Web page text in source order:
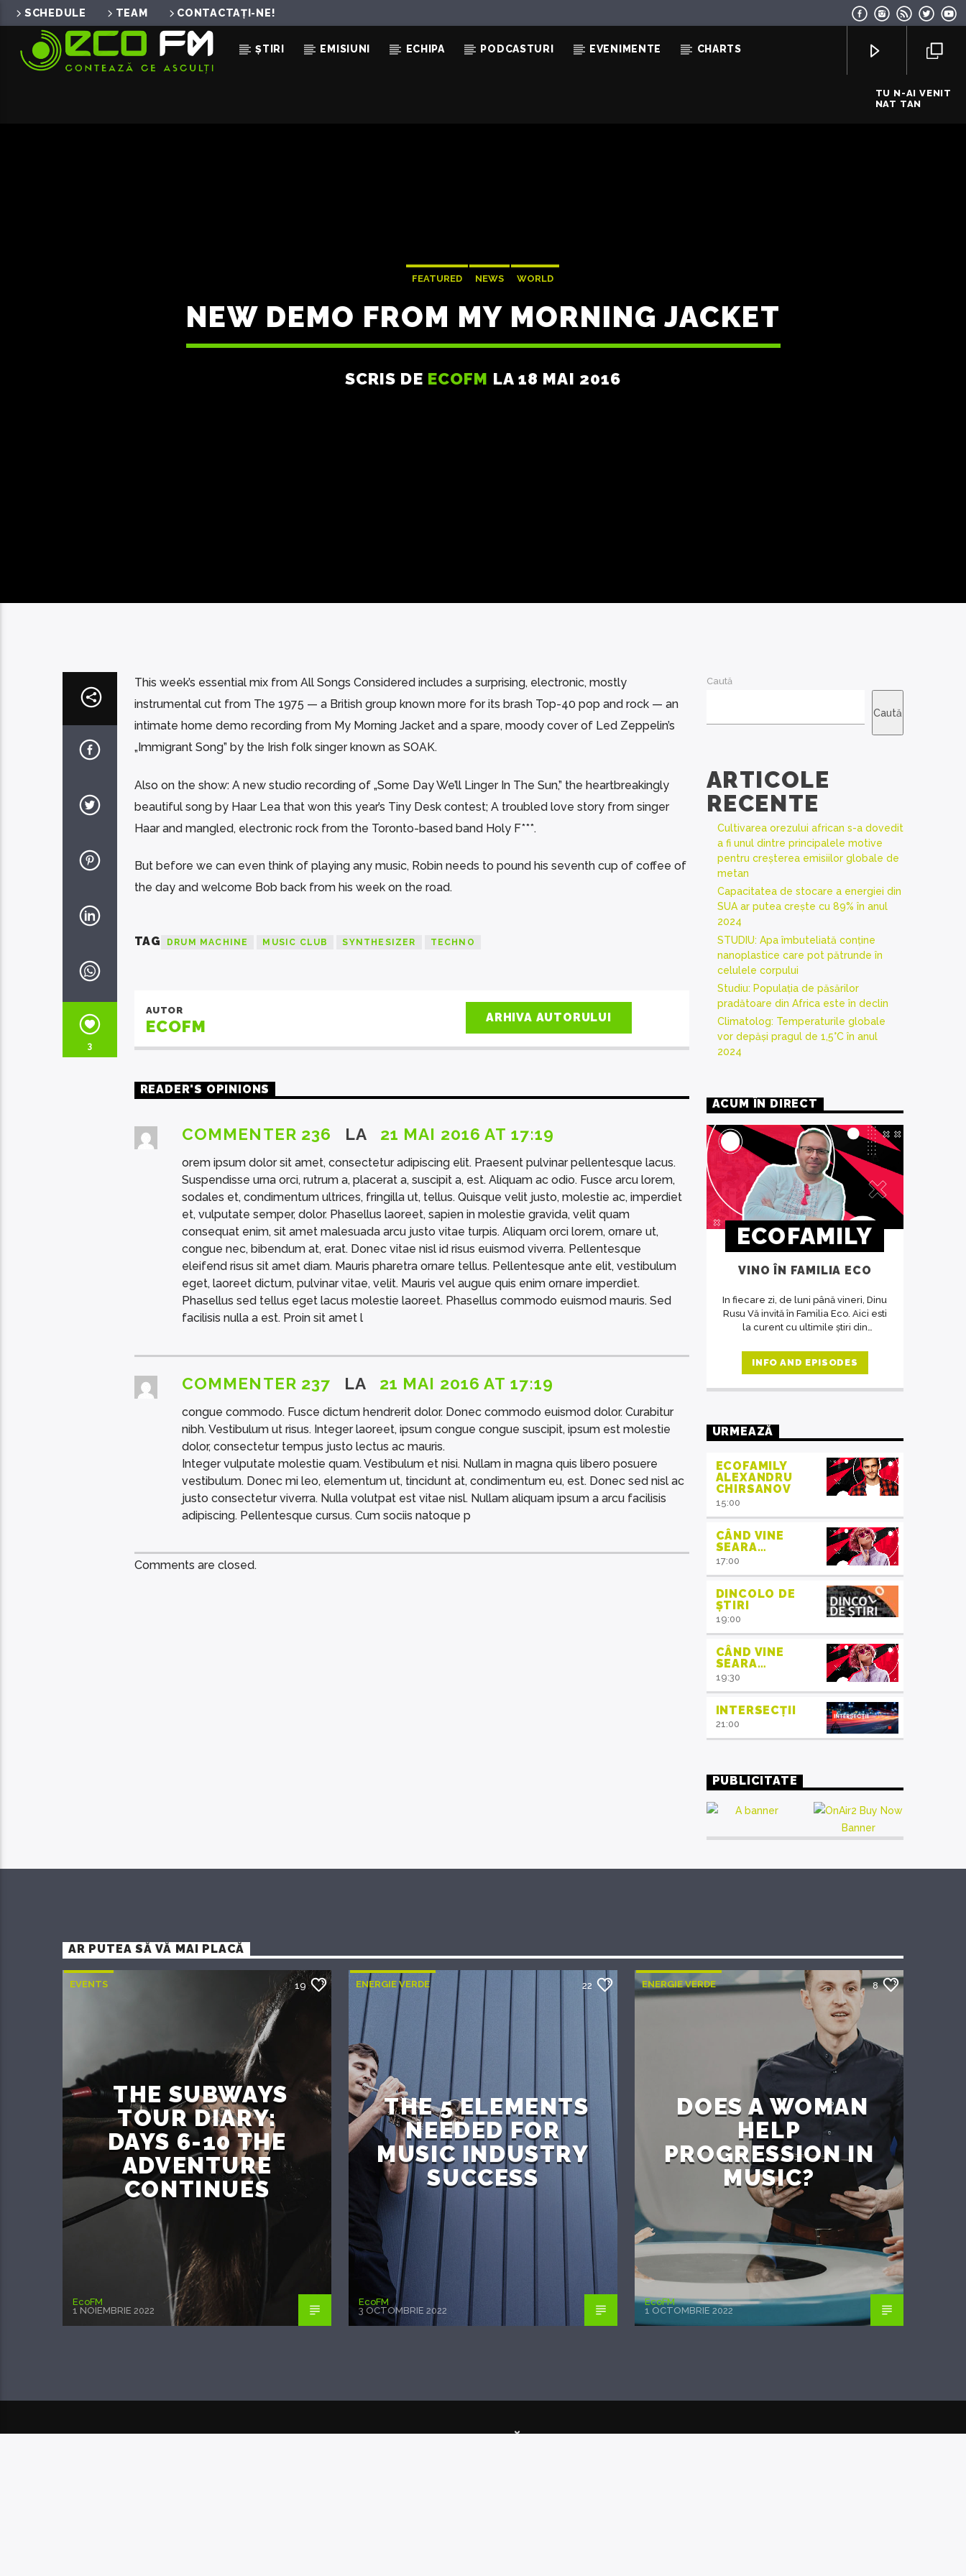
SCHEDULE TEAM CONTACTAȚI-NE!
ȘTIRI EMISIUNI ECHIPA PODCASTURI EVENIMENTE CHARTS
TU N-AI VENIT
NAT TAN
FEATURED NEWS WORLD
NEW DEMO FROM MY MORNING JACKET
SCRIS DE ECOFM LA 18 MAI 2016
3
This week’s essential mix from All Songs Considered includes a surprising, electronic, mostly
instrumental cut from The 1975 — a British group known more for its brash Top-40 pop and rock — an
intimate home demo recording from My Morning Jacket and a spare, moody cover of Led Zeppelin’s
„Immigrant Song” by the Irish folk singer known as SOAK.
Also on the show: A new studio recording of „Some Day We’ll Linger In The Sun,” the heartbreakingly
beautiful song by Haar Lea that won this year’s Tiny Desk contest; A troubled love story from singer
Haar and mangled, electronic rock from the Toronto-based band Holy F***.
But before we can even think of playing any music, Robin needs to pound his seventh cup of coffee of
the day and welcome Bob back from his week on the road.
TAG DRUM MACHINE MUSIC CLUB SYNTHESIZER TECHNO
AUTOR
ECOFM ARHIVA AUTORULUI
READER'S OPINIONS
COMMENTER 236 LA 21 MAI 2016 AT 17:19
orem ipsum dolor sit amet, consectetur adipiscing elit. Praesent pulvinar pellentesque lacus.
Suspendisse urna orci, rutrum a, placerat a, suscipit a, est. Aliquam ac odio. Fusce arcu lorem,
sodales et, condimentum ultrices, fringilla ut, tellus. Quisque velit justo, molestie ac, imperdiet
et, vulputate semper, dolor. Phasellus laoreet, sapien in molestie gravida, velit quam
consequat enim, sit amet malesuada arcu justo vitae turpis. Aliquam orci lorem, ornare ut,
congue nec, bibendum at, erat. Donec vitae nisl id risus euismod viverra. Pellentesque
eleifend risus sit amet diam. Mauris pharetra ornare tellus. Pellentesque ante elit, vestibulum
eget, laoreet dictum, pulvinar vitae, velit. Mauris vel augue quis enim ornare imperdiet.
Phasellus sed tellus eget lacus molestie laoreet. Phasellus commodo euismod mauris. Sed
facilisis nulla a est. Proin sit amet l
COMMENTER 237 LA 21 MAI 2016 AT 17:19
congue commodo. Fusce dictum hendrerit dolor. Donec commodo euismod dolor. Curabitur
nibh. Vestibulum ut risus. Integer laoreet, ipsum congue congue suscipit, ipsum est molestie
dolor, consectetur tempus justo lectus ac mauris.
Integer vulputate molestie quam. Vestibulum et nisi. Nullam in magna quis libero posuere
vestibulum. Donec mi leo, elementum ut, tincidunt at, condimentum eu, est. Donec sed nisl ac
justo consectetur viverra. Nulla volutpat est vitae nisl. Nullam aliquam ipsum a arcu facilisis
adipiscing. Pellentesque cursus. Cum sociis natoque p
Comments are closed.
Caută
Caută
ARTICOLE
RECENTE
Cultivarea orezului african s-a dovedit
a fi unul dintre principalele motive
pentru creșterea emisiilor globale de
metan
Capacitatea de stocare a energiei din
SUA ar putea crește cu 89% în anul
2024
STUDIU: Apa îmbuteliată conține
nanoplastice care pot pătrunde în
celulele corpului
Studiu: Populația de păsărilor
pradătoare din Africa este în declin
Climatolog: Temperaturile globale
vor depăși pragul de 1,5°C în anul
2024
ACUM ÎN DIRECT
ECOFAMILY
VINO ÎN FAMILIA ECO
In fiecare zi, de luni până vineri, Dinu
Rusu Vă invită în Familia Eco. Aici esti
la curent cu ultimile știri din
cadrul interviurilor de la ora 14,
invitații emisiunii ne crează acea
INFO AND EPISODES
URMEAZĂ
ECOFAMILY
ALEXANDRU
CHIRSANOV
15:00
CÂND VINE
SEARA…
17:00
DINCOLO DE
ȘTIRI
19:00
CÂND VINE
SEARA…
19:30
INTERSECȚII
21:00
PUBLICITATE
AR PUTEA SĂ VĂ MAI PLACĂ
EVENTS 19
THE SUBWAYS
TOUR DIARY:
DAYS 6-10 THE
ADVENTURE
CONTINUES
EcoFM
1 NOIEMBRIE 2022
ENERGIE VERDE 22
THE 5 ELEMENTS
NEEDED FOR
MUSIC INDUSTRY
SUCCESS
EcoFM
3 OCTOMBRIE 2022
ENERGIE VERDE 8
DOES A WOMAN
HELP
PROGRESSION IN
MUSIC?
EcoFM
1 OCTOMBRIE 2022